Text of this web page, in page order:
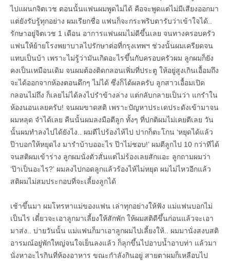
ไปแผนกจิตเวช ตอนนั้นแฟนผมพูดไม่ได้ คือจะพูดแต่ไม่มีเสียงออกมา
แต่ยังรับรู้ทุกอย่าง ผมเรียกชื่อ แฟนก็จะกระพริบตารับว่าเข้าใจได้..
รักษาอยู่จิตเวช 1 เดือน อาการแฟนผมไม่ดีขึ้นเลย จนทางครอบครัว
แฟนให้ย้ายโรงพยาบาลไปรักษาต่อที่กรุงเทพฯ ช่วงนั้นผมเครียดจน
แทบเป็นบ้า เพราะไม่รู้ว่ามันเกิดอะไรขึ้นกับครอบครัวผม ลูกผมก็ยัง
คงเป็นเหมือนเดิม จนผมต้องติดกลอนเพิ่มที่ประตู ให้อยู่สูงเกินเอื้อมถึง
จะได้ออกจากห้องตอนดึกๆ ไม่ได้ ซึ่งก็ได้ผลครับ ลูกสาวเอื้อมเปิด
กลอนไม่ถึง ก็เลยไม่ได้ลงไปรำข้างล่าง แต่กลับกลายเป็นว่า แกรำใน
ห้องนอนเลยครับ! จนผมขาดสติ เพราะปัญหาประเดประดังเข้ามาจน
ผมหลุด จำได้เลย คืนนั้นผมลงมือตีลูก ทั้งๆ ที่ปกติผมไม่เคยตีเลย วัน
นั้นผมทำลงไปได้ยังไง.. ผมตีไปร้องไห้ไป ปากก็ตะโกน ‘หยุดได้แล้ว
ป๊าบอกให้หยุดไง มารำบ้าบออะไร ป๊าไม่ชอบ!’ ผมตีลูกไป 10 กว่าทีได้
จนสติผมเข้าร่าง ลูกผมนั่งตัวสั่นแต่ไม่ร้องเลยสักแอะ ลูกถามผมว่า
‘ป๊าเป็นอะไร?’ ผมลงไปกอดลูกแล้วร้องไห้ไม่หยุด ผมไม่ไหวอีกแล้ว
สติผมไม่สมประกอบที่จะเลี้ยงลูกได้
เช้าขึ้นมา ผมโทรหาแม่ของแฟน เล่าทุกอย่างให้ฟัง แม่แฟนบอกไม่
เป็นไร เดี๋ยวจะเอาลูกมาเลี้ยงให้สักพัก ให้ผมสติดีขึ้นก่อนแล้วจะเอา
มาส่ง.. บ่ายวันนั้น แม่แฟนก็มาเอาลูกผมไปเลี้ยงให้.. ผมมานั่งสงบสติ
อารมณ์อยู่พักใหญ่จนใจเย็นลงแล้ว ก็ลุกขึ้นไปอาบน้ำอาบท่า แล้วมา
นั่งหาอะไรกินที่ห้องอาหาร ขณะกำลังกินอยู่ สายตาผมก็เหลือบไป